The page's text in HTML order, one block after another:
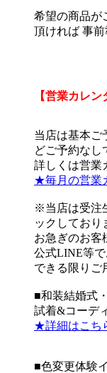
希望の商品が
頂ければ 事前
【営業カレン
当店は基本ご
どご予約なし
詳しくは営業
★毎月の営業
※当店は受注
ックしており
お急ぎのお客
公式LINE等で
できる限りご
■和装結婚式
試着&コーデ
★詳細はこち
■色変更体験